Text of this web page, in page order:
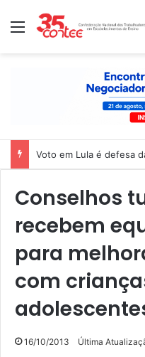
Menu
Voto em Lula é defesa
Conselhos
recebem
para
com
16/10/2013 Última